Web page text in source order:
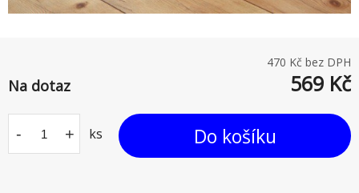
470 Kč bez DPH
Na dotaz 569 Kč
- + ks Do košíku